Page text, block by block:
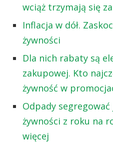
wciąż trzymają się
Inflacja w dół.
żywności
Dla nich rabaty są
zakupowej. Kto
żywność w
Odpady
żywności z roku na
więcej